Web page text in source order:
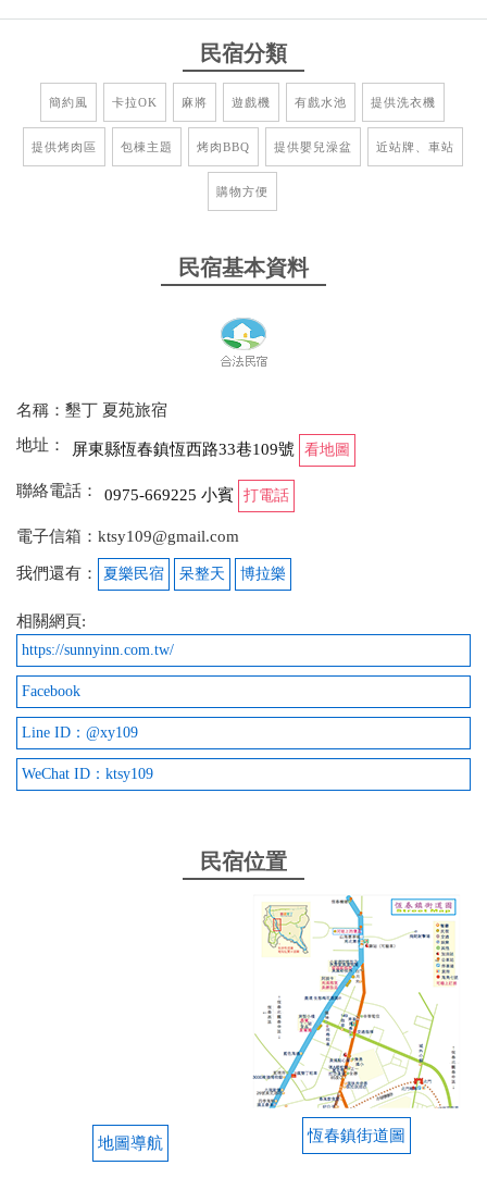
民宿分類
簡約風 卡拉OK 麻將 遊戲機 有戲水池 提供洗衣機
提供烤肉區 包棟主題 烤肉BBQ 提供嬰兒澡盆 近站牌、車站
購物方便
民宿基本資料
名稱：墾丁 夏苑旅宿
地址：
屏東縣恆春鎮恆西路33巷109號 看地圖
聯絡電話： 0975-669225 小賓 打電話
電子信箱：ktsy109@gmail.com
我們還有： 夏樂民宿 呆整天 博拉樂
相關網頁:
https://sunnyinn.com.tw/
Facebook
Line ID：@xy109
WeChat ID：ktsy109
民宿位置
地圖導航 恆春鎮街道圖